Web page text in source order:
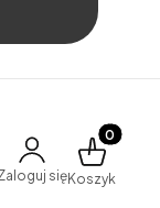
się
Produkty
Koszyk